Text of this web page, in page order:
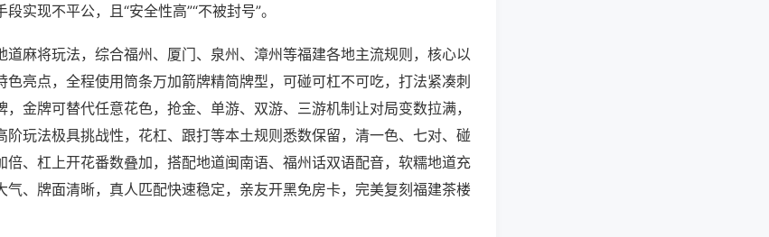
实现不平公，且“安全性高”“不被封号”。
道麻将玩法，综合福州、厦门、泉州、漳州等福建各地主流规则，核心以
色亮点，全程使用筒条万加箭牌精简牌型，可碰可杠不可吃，打法紧凑刺
金牌可替代任意花色，抢金、单游、双游、三游机制让对局变数拉满，
阶玩法极具挑战性，花杠、跟打等本土规则悉数保留，清一色、七对、碰
倍、杠上开花番数叠加，搭配地道闽南语、福州话双语配音，软糯地道充
气、牌面清晰，真人匹配快速稳定，亲友开黑免房卡，完美复刻福建茶楼